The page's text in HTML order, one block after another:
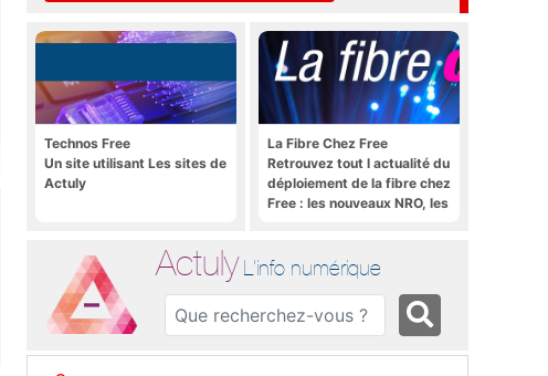
Technos Free
Un site utilisant Les sites de
Actuly
La Fibre Chez Free
Retrouvez tout l actualité du
déploiement de la fibre chez
Free : les nouveaux NRO, les
Actuly L'info numérique